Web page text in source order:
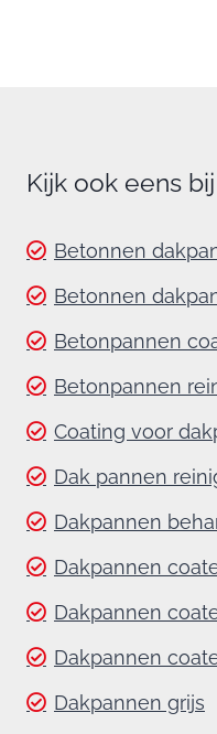
Kijk ook eens bij
Betonnen
Betonnen
Betonpannen
Betonpannen
Coating voor
Dak pannen
Dakpannen
Dakpannen
Dakpannen
Dakpannen
Dakpannen grijs